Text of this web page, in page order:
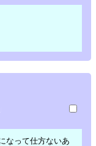
なって仕方ないあ